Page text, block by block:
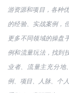
游资源和项目，各种
的经验、实战案例，
更多不同领域的操盘
例和流量玩法，找到
业者、流量主充分
例、项目、人脉、个人